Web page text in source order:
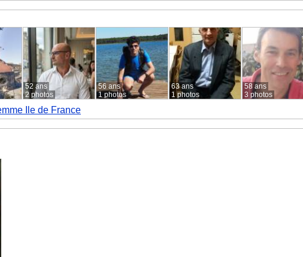
52 ans
2 photos
56 ans
1 photos
63 ans
1 photos
58 ans
3 photos
Ile de France